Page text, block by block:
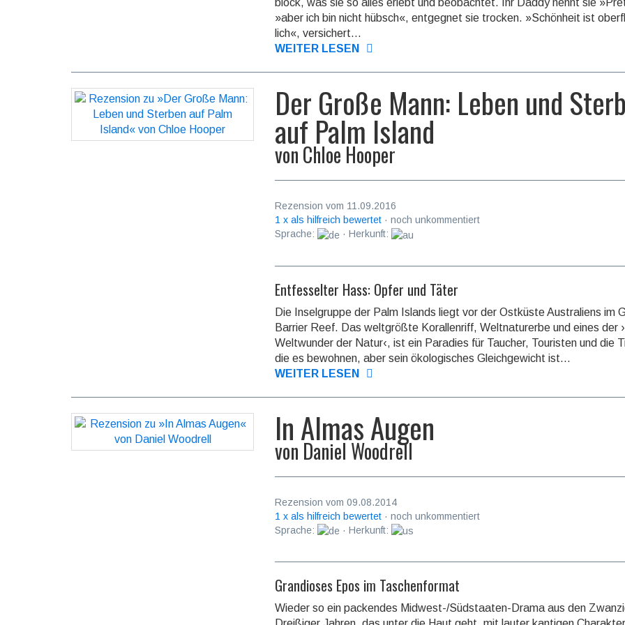
block, was sie so alles erlebt und beob­achtet. Ihr Daddy nennt sie
»aber ich bin nicht hübsch«, entgegnet sie trocken. »Schön­heit ist
lich«, versi­chert...
WEITER LESEN
Der Große Mann: Leben und
auf Palm Island
vonChloe Hooper
Rezension vom 11.09.2016
1 x als hilfreich bewertet · noch unkommentiert
Sprache:
· Herkunft:
Entfesselter Hass: Opfer und Täter
Die Inselgruppe der Palm Islands liegt vor der Ostküste Australiens im
Barrier Reef. Das welt­größte Korallen­riff, Welt­natur­erbe und eines der
Welt­wunder der Natur‹, ist ein Paradies für Taucher, Touristen und die
die es bewohnen, aber sein ökolo­gisches Gleich­gewicht ist...
WEITER LESEN
In Almas Augen
von Daniel Woodrell
Rezension vom 09.08.2014
1 x als hilfreich bewertet · noch unkommentiert
Sprache:
· Herkunft:
Grandioses Epos im Taschenformat
Wieder so ein packendes Midwest-/Südstaaten-Drama aus den